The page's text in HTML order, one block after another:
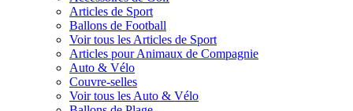
Articles de Sport
Ballons de Football
Voir tous les Articles de Sport
Articles pour Animaux de Compagnie
Auto & Vélo
Couvre-selles
Voir tous les Auto & Vélo